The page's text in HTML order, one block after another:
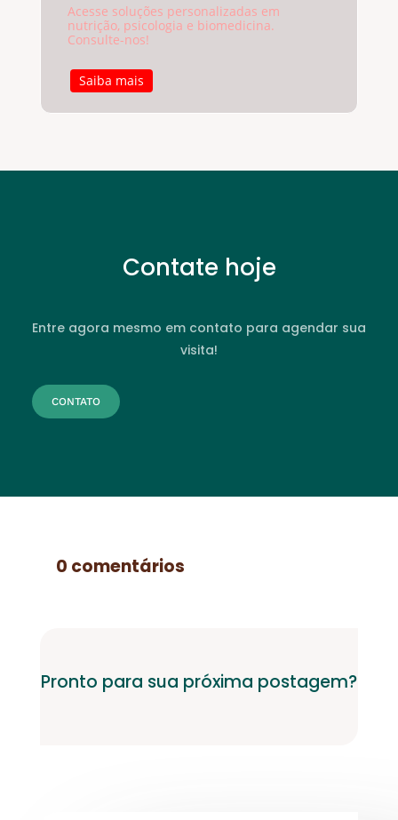
Acesse soluções personalizadas em
nutrição, psicologia e biomedicina.
Consulte-nos!
Saiba mais
Contate hoje
Entre agora mesmo em contato para agendar sua
visita!
CONTATO
0 comentários
Pronto para sua próxima postagem?